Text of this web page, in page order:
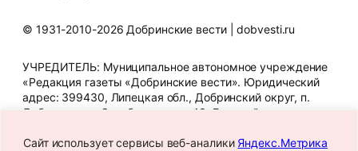
Сайт использует сервисы веб-аналики Яндекс.Метрика
© 1931-2010-2026 Добринские вести | dobvesti.ru
УЧРЕДИТЕЛЬ: Муниципальное автономное учреждение
«Редакция газеты «Добринские вести». Юридический
адрес: 399430, Липецкая обл., Добринский округ, п.
Добринка, ул. Октябрьская, д. 43. Главный редактор
редакции: gazeta_dbr@mail.ru. Знак информационной